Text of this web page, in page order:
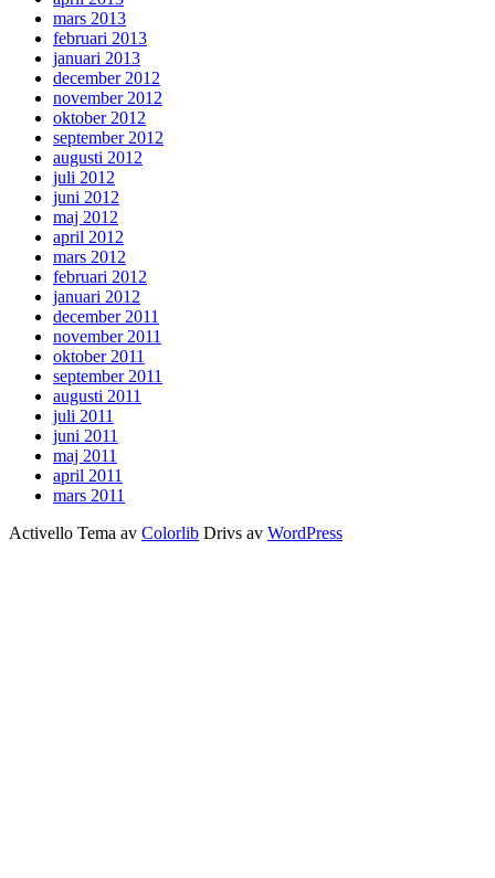
mars 2013
februari 2013
januari 2013
december 2012
november 2012
oktober 2012
september 2012
augusti 2012
juli 2012
juni 2012
maj 2012
april 2012
mars 2012
februari 2012
januari 2012
december 2011
november 2011
oktober 2011
september 2011
augusti 2011
juli 2011
juni 2011
maj 2011
april 2011
mars 2011
Activello Tema av Colorlib Drivs av WordPress